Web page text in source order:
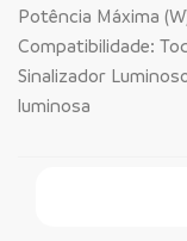
Potência Máxima
Compatibilidade:
Sinalizador
luminosa